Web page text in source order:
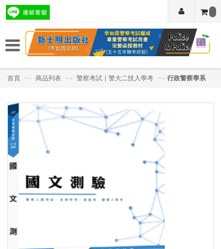
首頁 —› 商品列表 —› 警察考試｜警大二技入學考 —› 行政警察學系